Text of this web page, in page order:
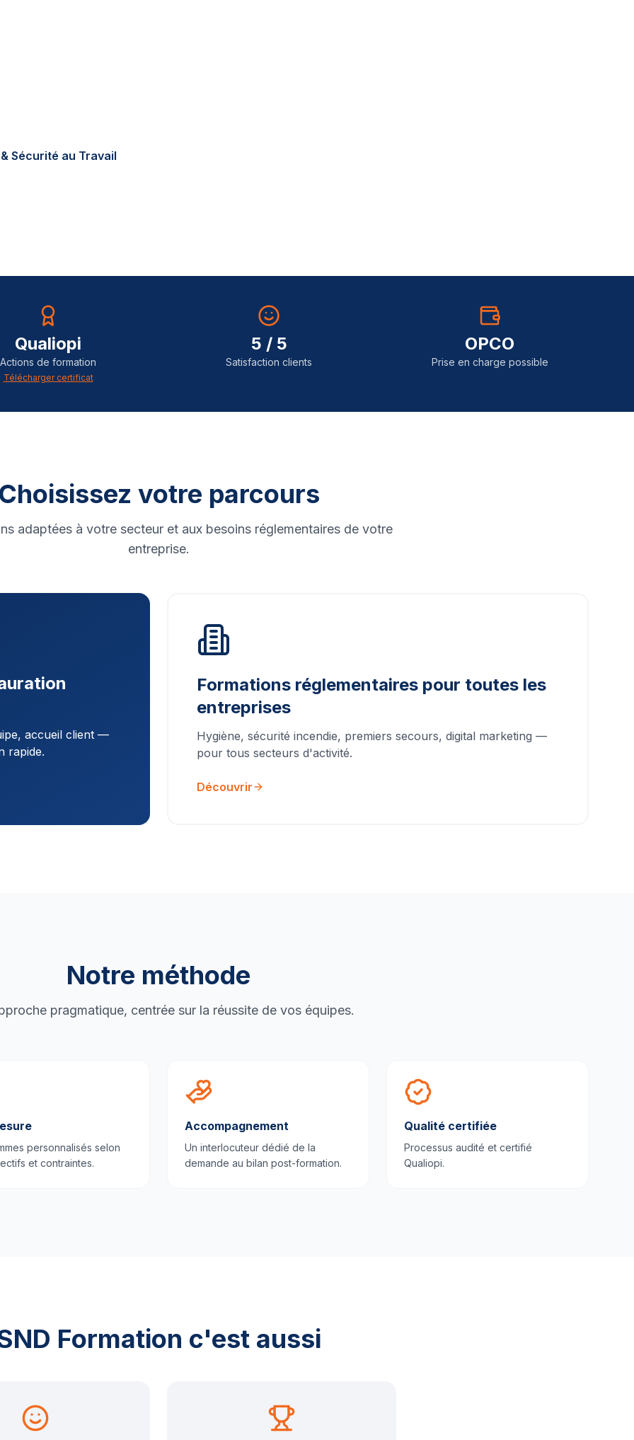
Sécurité au Travail
Qualiopi
Actions de formation
Télécharger certificat
5 / 5
Satisfaction clients
OPCO
Prise en charge possible
votre parcours
adaptées à votre secteur et aux besoins réglementaires de votre
entreprise.
accueil client —
rapide.
Formations réglementaires pour toutes les
entreprises
Hygiène, sécurité incendie, premiers secours, digital marketing —
pour tous secteurs d'activité.
Découvrir
Notre méthode
pragmatique, centrée sur la réussite de vos équipes.
personnalisés selon
et contraintes.
Accompagnement
Un interlocuteur dédié de la
demande au bilan post-formation.
Qualité certifiée
Processus audité et certifié
Qualiopi.
Formation c'est aussi